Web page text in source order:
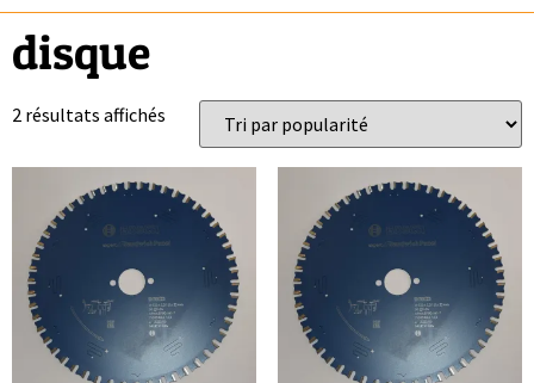
disque
2 résultats affichés